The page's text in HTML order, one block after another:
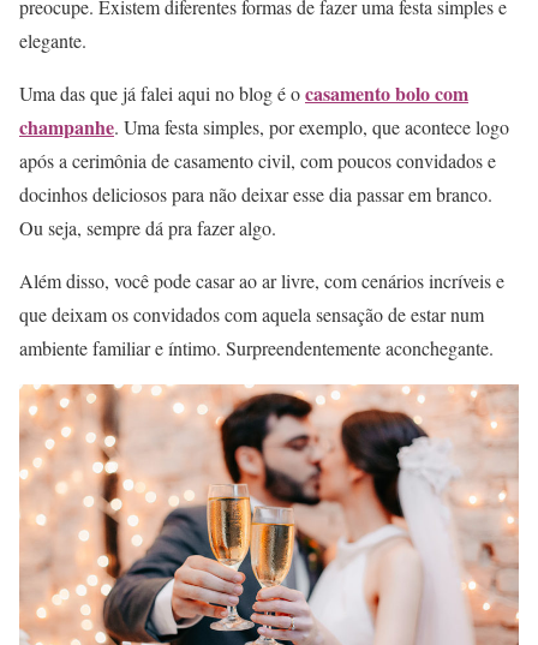
preocupe. Existem diferentes formas de fazer uma festa simples e
elegante.
Uma das que já falei aqui no blog é ocasamento bolo com
champanhe. Uma festa simples, por exemplo, que acontece logo
após a cerimônia de casamento civil, com poucos convidados e
docinhos deliciosos para não deixar esse dia passar em branco.
Ou seja, sempre dá pra fazer algo.
Além disso, você pode casar ao ar livre, com cenários incríveis e
que deixam os convidados com aquela sensação de estar num
ambiente familiar e íntimo. Surpreendentemente aconchegante.